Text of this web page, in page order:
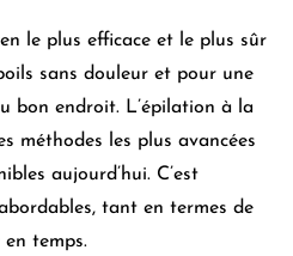
le plus efficace et le plus sûr
sans douleur et pour une
bon endroit. L’épilation à la
méthodes les plus avancées
aujourd’hui. C’est
tant en termes de
en temps.